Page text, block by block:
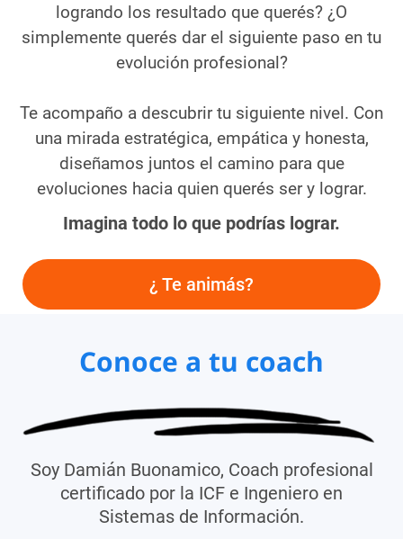
logrando los resultado que querés? ¿O
simplemente querés dar el siguiente paso en tu
evolución profesional?
Te acompaño a descubrir tu siguiente nivel. Con
una mirada estratégica, empática y honesta,
diseñamos juntos el camino para que
evoluciones hacia quien querés ser y lograr.
Imagina todo lo que podrías lograr.
¿ Te animás?
Conoce a tu coach
Soy Damián Buonamico, Coach profesional
certificado por la ICF e Ingeniero en
Sistemas de Información.